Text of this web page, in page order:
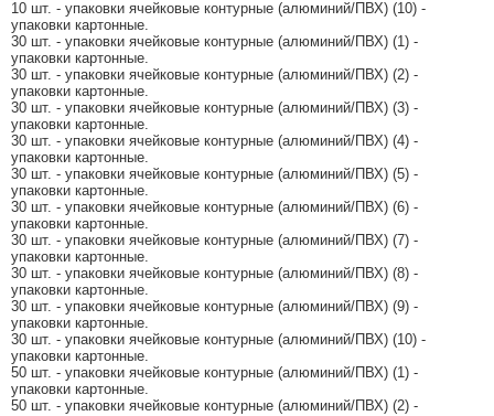
10 шт. - упаковки ячейковые контурные (алюминий/ПВХ) (10) -
упаковки картонные.
30 шт. - упаковки ячейковые контурные (алюминий/ПВХ) (1) -
упаковки картонные.
30 шт. - упаковки ячейковые контурные (алюминий/ПВХ) (2) -
упаковки картонные.
30 шт. - упаковки ячейковые контурные (алюминий/ПВХ) (3) -
упаковки картонные.
30 шт. - упаковки ячейковые контурные (алюминий/ПВХ) (4) -
упаковки картонные.
30 шт. - упаковки ячейковые контурные (алюминий/ПВХ) (5) -
упаковки картонные.
30 шт. - упаковки ячейковые контурные (алюминий/ПВХ) (6) -
упаковки картонные.
30 шт. - упаковки ячейковые контурные (алюминий/ПВХ) (7) -
упаковки картонные.
30 шт. - упаковки ячейковые контурные (алюминий/ПВХ) (8) -
упаковки картонные.
30 шт. - упаковки ячейковые контурные (алюминий/ПВХ) (9) -
упаковки картонные.
30 шт. - упаковки ячейковые контурные (алюминий/ПВХ) (10) -
упаковки картонные.
50 шт. - упаковки ячейковые контурные (алюминий/ПВХ) (1) -
упаковки картонные.
50 шт. - упаковки ячейковые контурные (алюминий/ПВХ) (2) -